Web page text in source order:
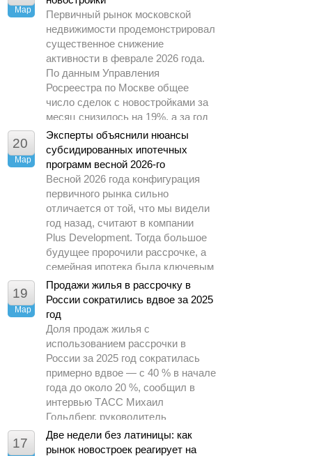
Мар
Первичный рынок московской
недвижимости продемонстрировал
существенное снижение
активности в феврале 2026 года.
По данным Управления
Росреестра по Москве общее
число сделок с новостройками за
месяц снизилось на 19%, а за год
– почти в 1,5 раза.
20
Мар
Эксперты объяснили нюансы
субсидированных ипотечных
программ весной 2026-го
Весной 2026 года конфигурация
первичного рынка сильно
отличается от той, что мы видели
год назад, считают в компании
Plus Development. Тогда большое
будущее пророчили рассрочке, а
семейная ипотека была ключевым
драйвером спроса.
19
Мар
Продажи жилья в рассрочку в
России сократились вдвое за 2025
год
Доля продаж жилья с
использованием рассрочки в
России за 2025 год сократилась
примерно вдвое — с 40 % в начале
года до около 20 %, сообщил в
интервью ТАСС Михаил
Гольдберг, руководитель
аналитического центра ДОМ.РФ.
17
Две недели без латиницы: как
рынок новостроек реагирует на